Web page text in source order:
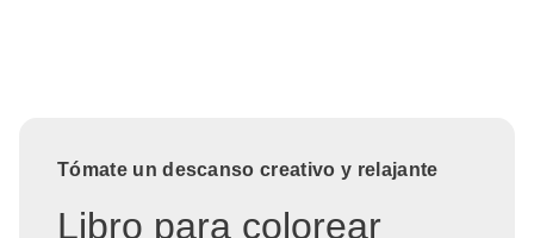
Tómate un descanso creativo y relajante
Libro para colorear